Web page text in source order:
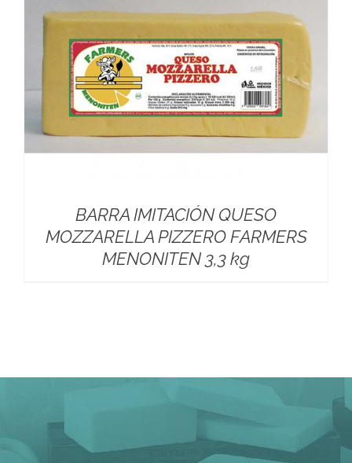
BARRA IMITACIÓN QUESO
MOZZARELLA PIZZERO FARMERS
MENONITEN 3,3 kg